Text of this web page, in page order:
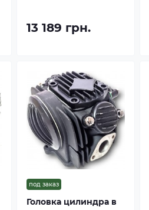
13 189 грн.
под заказ
Головка цилиндра в